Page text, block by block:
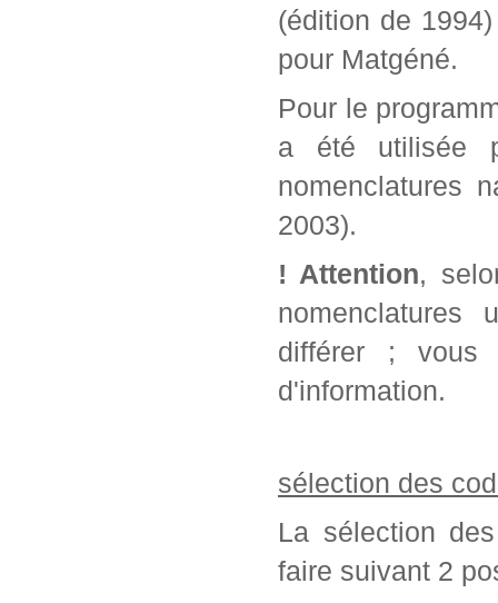
(édition de
pour Matgéné.
Pour le
a été utilisée
nomenclatures
2003).
! Attention,
nomenclatures
différer ; vous
d'information.
sélection des
La sélection
faire suivant 2